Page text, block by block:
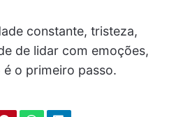
constante, tristeza,
de lidar com emoções,
o primeiro passo.